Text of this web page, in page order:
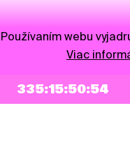
335:15:50:54
Používaním webu
Viac